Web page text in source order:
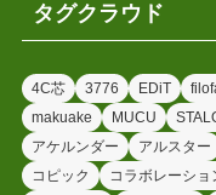
タグクラウド
4C芯 3776 EDiT
makuake
MUCU
アケルンダー
アルスター
コピック
コラボレーショ